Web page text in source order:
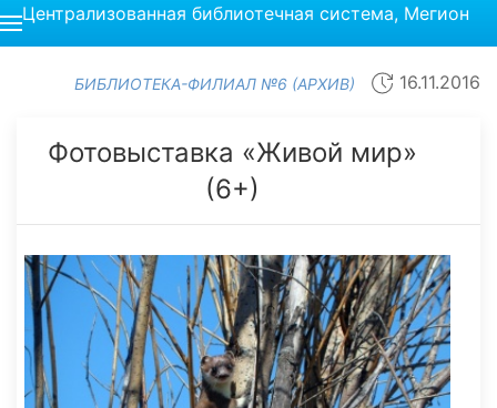
Централизованная библиотечная система, Мегион
БИБЛИОТЕКА-ФИЛИАЛ №6 (АРХИВ) 16.11.2016
Фотовыставка «Живой мир»
(6+)